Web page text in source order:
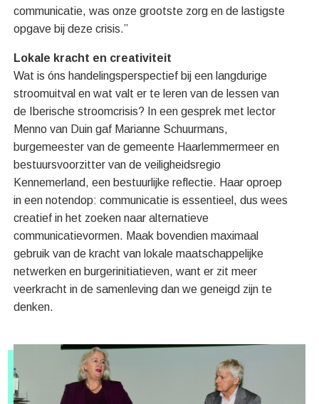
communicatie, was onze grootste zorg en de lastigste
opgave bij deze crisis.”
Lokale kracht en creativiteit
Wat is óns handelingsperspectief bij een langdurige
stroomuitval en wat valt er te leren van de lessen van
de Iberische stroomcrisis? In een gesprek met lector
Menno van Duin gaf Marianne Schuurmans,
burgemeester van de gemeente Haarlemmermeer en
bestuursvoorzitter van de veiligheidsregio
Kennemerland, een bestuurlijke reflectie. Haar oproep
in een notendop: communicatie is essentieel, dus wees
creatief in het zoeken naar alternatieve
communicatievormen. Maak bovendien maximaal
gebruik van de kracht van lokale maatschappelijke
netwerken en burgerinitiatieven, want er zit meer
veerkracht in de samenleving dan we geneigd zijn te
denken.